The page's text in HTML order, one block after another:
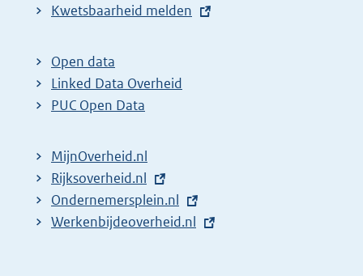
E
t
e
r
l
i
n
k
Kwetsbaarheid melden
Open data
Linked Data Overheid
PUC Open Data
MijnOverheid.nl
E
x
t
Rijksoverheid.nl
E
x
Ondernemersplein.nl
E
Werkenbijdeoverheid.nl